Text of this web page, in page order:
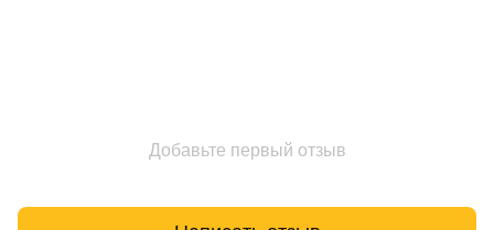
Добавьте первый отзыв